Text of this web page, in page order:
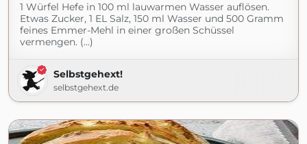
1 Würfel Hefe in 100 ml lauwarmen Wasser auflösen.
Etwas Zucker, 1 EL Salz, 150 ml Wasser und 500 Gramm
feines Emmer-Mehl in einer großen Schüssel
vermengen. (...)
Selbstgehext!
selbstgehext.de